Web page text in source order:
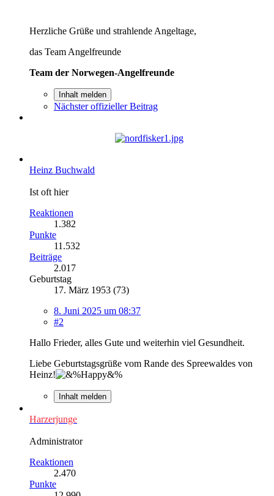
Herzliche Grüße und strahlende Angeltage,
das Team Angelfreunde
Team der Norwegen-Angelfreunde
Inhalt melden
Nächster offizieller Beitrag
Heinz Buchwald
Ist oft hier
Reaktionen
1.382
Punkte
11.532
Beiträge
2.017
Geburtstag
17. März 1953 (73)
8. Juni 2025 um 08:37
#2
Hallo Frieder, alles Gute und weiterhin viel Gesundheit.
Liebe Geburtstagsgrüße vom Rande des Spreewaldes von
Heinz!
Inhalt melden
Harzerjunge
Administrator
Reaktionen
2.470
Punkte